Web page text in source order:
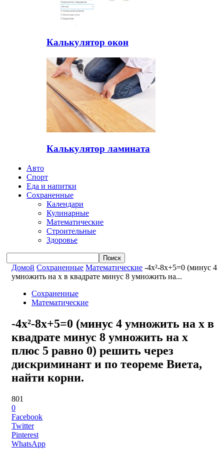
Калькулятор окон
Калькулятор ламината
Авто
Спорт
Еда и напитки
Сохраненные
Календари
Кулинарные
Математические
Строительные
Здоровье
Домой Сохраненные Математические -4x²-8x+5=0 (минус 4
умножить на x в квадрате минус 8 умножить на...
Сохраненные
Математические
-4x²-8x+5=0 (минус 4 умножить на x в
квадрате минус 8 умножить на x
плюс 5 равно 0) решить через
дискриминант и по теореме Виета,
найти корни.
801
0
Facebook
Twitter
Pinterest
WhatsApp